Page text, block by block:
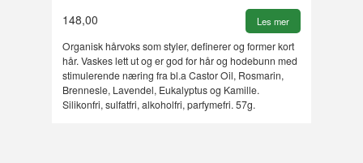
148,00 Les mer
Organisk hårvoks som styler, definerer og former kort
hår. Vaskes lett ut og er god for hår og hodebunn med
stimulerende næring fra bl.a Castor Oil, Rosmarin,
Brennesle, Lavendel, Eukalyptus og Kamille.
Silikonfri, sulfatfri, alkoholfri, parfymefri. 57g.